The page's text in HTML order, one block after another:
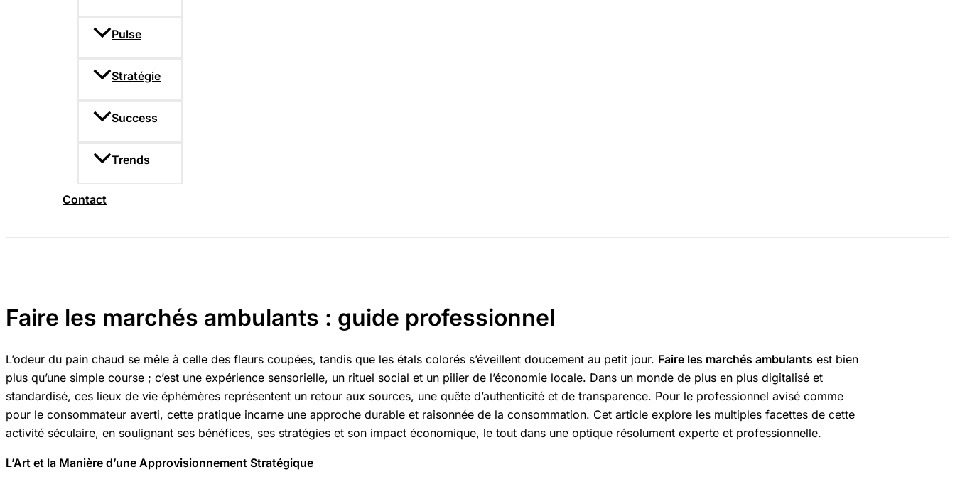
Pulse
Stratégie
Success
Trends
Contact
Faire les marchés ambulants : guide professionnel
L’odeur du pain chaud se mêle à celle des fleurs coupées, tandis que les étals colorés s’éveillent doucement au petit jour. Faire les marchés ambulants est bien
plus qu’une simple course ; c’est une expérience sensorielle, un rituel social et un pilier de l’économie locale. Dans un monde de plus en plus digitalisé et
standardisé, ces lieux de vie éphémères représentent un retour aux sources, une quête d’authenticité et de transparence. Pour le professionnel avisé comme
pour le consommateur averti, cette pratique incarne une approche durable et raisonnée de la consommation. Cet article explore les multiples facettes de cette
activité séculaire, en soulignant ses bénéfices, ses stratégies et son impact économique, le tout dans une optique résolument experte et professionnelle.
L’Art et la Manière d’une Approvisionnement Stratégique